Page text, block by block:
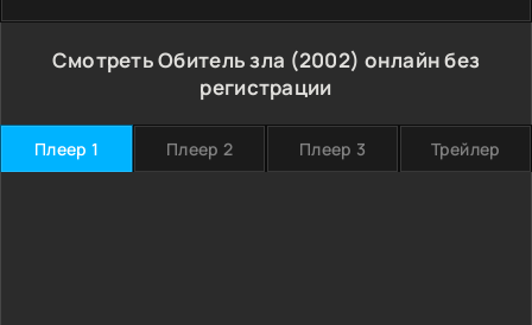
Смотреть Обитель зла (2002) онлайн без
регистрации
Плеер 1 Плеер 2 Плеер 3 Трейлер